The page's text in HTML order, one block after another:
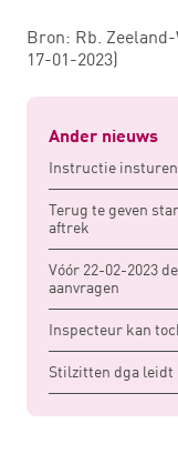
Bron: Rb.
17-01-2023)
Ander nieuws
Instructie insturen
Terug te geven
aftrek
Vóór 22-02-2023
aanvragen
Inspecteur kan
Stilzitten dga leidt